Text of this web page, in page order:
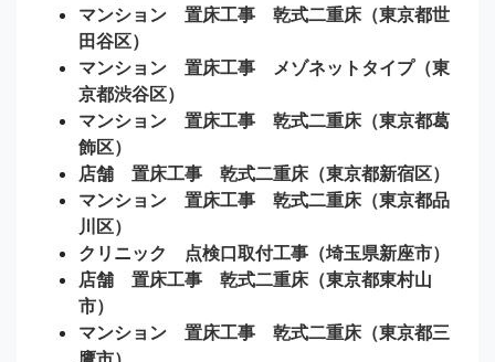
マンション 置床工事 乾式二重床（東京都世
田谷区）
マンション 置床工事 メゾネットタイプ（東
京都渋谷区）
マンション 置床工事 乾式二重床（東京都葛
飾区）
店舗 置床工事 乾式二重床（東京都新宿区）
マンション 置床工事 乾式二重床（東京都品
川区）
クリニック 点検口取付工事（埼玉県新座市）
店舗 置床工事 乾式二重床（東京都東村山
市）
マンション 置床工事 乾式二重床（東京都三